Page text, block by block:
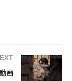
車両爆破事件の
ところから始ま
ているようです
阿久津仁愛さん演
画